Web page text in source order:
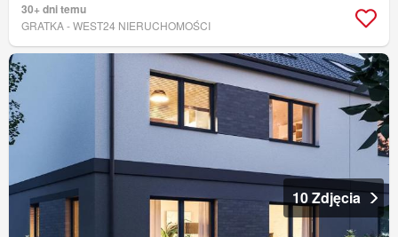
30+ dni temu
GRATKA - WEST24 NIERUCHOMOŚCI
10 Zdjęcia